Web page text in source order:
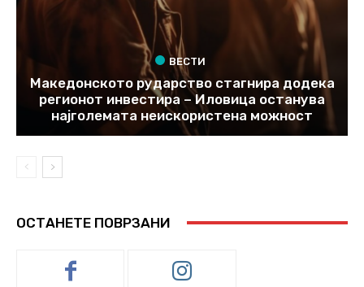
ВЕСТИ
Македонското рударство стагнира додека
регионот инвестира – Иловица останува
најголемата неискористена можност
ОСТАНЕТЕ ПОВРЗАНИ